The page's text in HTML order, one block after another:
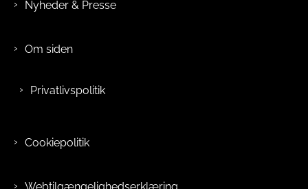
Nyheder & Presse
Om siden
Privatlivspolitik
Cookiepolitik